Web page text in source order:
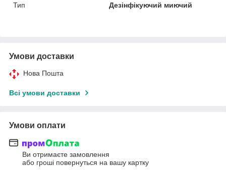
Тип
Дезінфікуючий миючий
Умови доставки
Нова Пошта
Всі умови доставки
Умови оплати
Ви отримаєте замовлення
або гроші повернуться на вашу картку